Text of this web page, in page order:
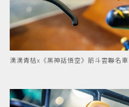
滴滴青桔x《黑神話悟空》筋斗雲聯名